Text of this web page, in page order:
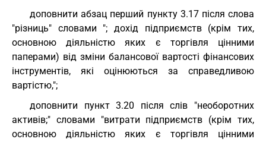
доповнити абзац перший пункту 3.17 після слова
"різниць" словами "; дохід підприємств (крім тих,
основною діяльністю яких є торгівля цінними
паперами) від зміни балансової вартості фінансових
інструментів, які оцінюються за справедливою
вартістю,";
доповнити пункт 3.20 після слів "необоротних
активів;" словами "витрати підприємств (крім тих,
основною діяльністю яких є торгівля цінними